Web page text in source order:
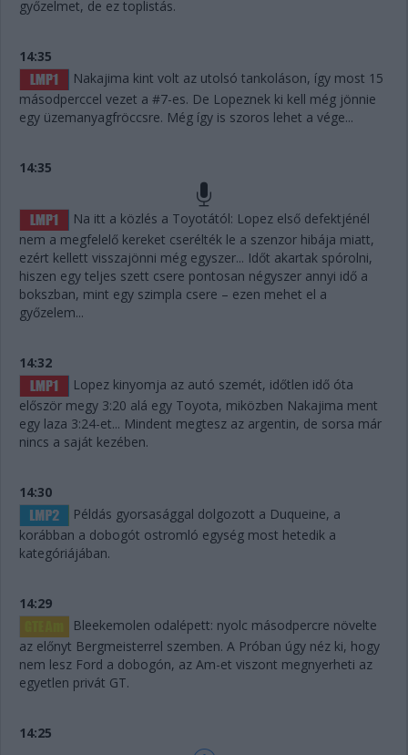
győzelmet, de ez toplistás.
14:35
Nakajima kint volt az utolsó tankoláson, így most 15
másodperccel vezet a #7-es. De Lopeznek ki kell még jönnie
egy üzemanyagfröccsre. Még így is szoros lehet a vége...
14:35
Na itt a közlés a Toyotától: Lopez első defektjénél
nem a megfelelő kereket cserélték le a szenzor hibája miatt,
ezért kellett visszajönni még egyszer... Időt akartak spórolni,
hiszen egy teljes szett csere pontosan négyszer annyi idő a
bokszban, mint egy szimpla csere – ezen mehet el a
győzelem...
14:32
Lopez kinyomja az autó szemét, időtlen idő óta
először megy 3:20 alá egy Toyota, miközben Nakajima ment
egy laza 3:24-et... Mindent megtesz az argentin, de sorsa már
nincs a saját kezében.
14:30
Példás gyorsasággal dolgozott a Duqueine, a
korábban a dobogót ostromló egység most hetedik a
kategóriájában.
14:29
Bleekemolen odalépett: nyolc másodpercre növelte
az előnyt Bergmeisterrel szemben. A Próban úgy néz ki, hogy
nem lesz Ford a dobogón, az Am-et viszont megnyerheti az
egyetlen privát GT.
14:25